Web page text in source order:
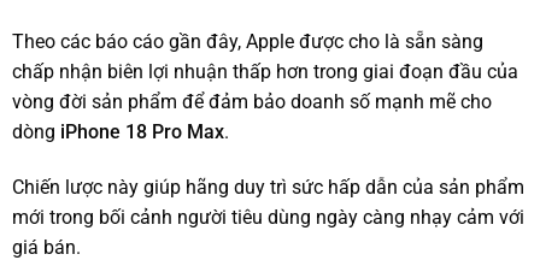
Theo các báo cáo gần đây, Apple được cho là sẵn sàng
chấp nhận biên lợi nhuận thấp hơn trong giai đoạn đầu của
vòng đời sản phẩm để đảm bảo doanh số mạnh mẽ cho
dòng iPhone 18 Pro Max.
Chiến lược này giúp hãng duy trì sức hấp dẫn của sản phẩm
mới trong bối cảnh người tiêu dùng ngày càng nhạy cảm với
giá bán.